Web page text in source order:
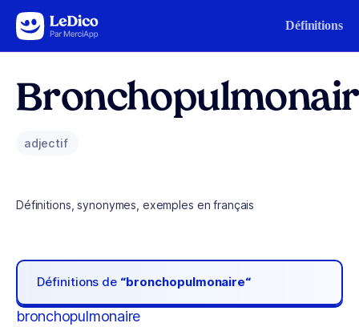
Aller au contenu Définitions
adjectif
Définitions, synonymes, exemples en français
Définitions de “bronchopulmonaire“
bronchopulmonaire